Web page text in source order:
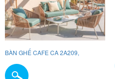
BÀN GHẾ CAFE CA 2A209,